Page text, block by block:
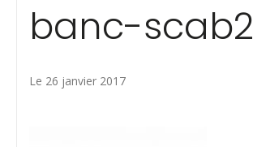
banc-scab2
Le 26 janvier 2017